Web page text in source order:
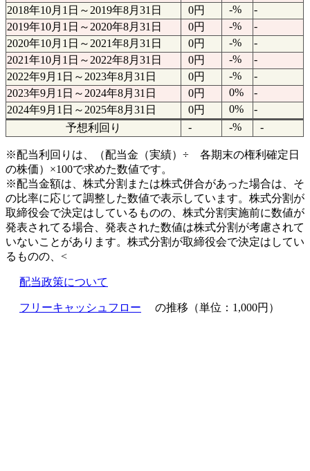
2018年10月1日～2019年8月31日
0円 -%
-
2019年10月1日～2020年8月31日
0円 -%
-
2020年10月1日～2021年8月31日
0円 -%
-
2021年10月1日～2022年8月31日
0円 -%
-
2022年9月1日～2023年8月31日
0円 -%
-
2023年9月1日～2024年8月31日
0円 0%
-
2024年9月1日～2025年8月31日
0円 0%
-
予想利回り
- -% -
※配当利回りは、（配当金（実績）÷ 各期末の権利確定日
の株価）×100で求めた数値です。
※配当金額は、株式分割または株式併合があった場合は、そ
の比率に応じて調整した数値で表示しています。株式分割が
取締役会で決定はしているものの、株式分割実施前に数値が
発表されてる場合、発表された数値は株式分割が考慮されて
いないことがあります。株式分割が取締役会で決定はしてい
るものの、<
配当政策について
フリーキャッシュフロー の推移（単位：1,000円）